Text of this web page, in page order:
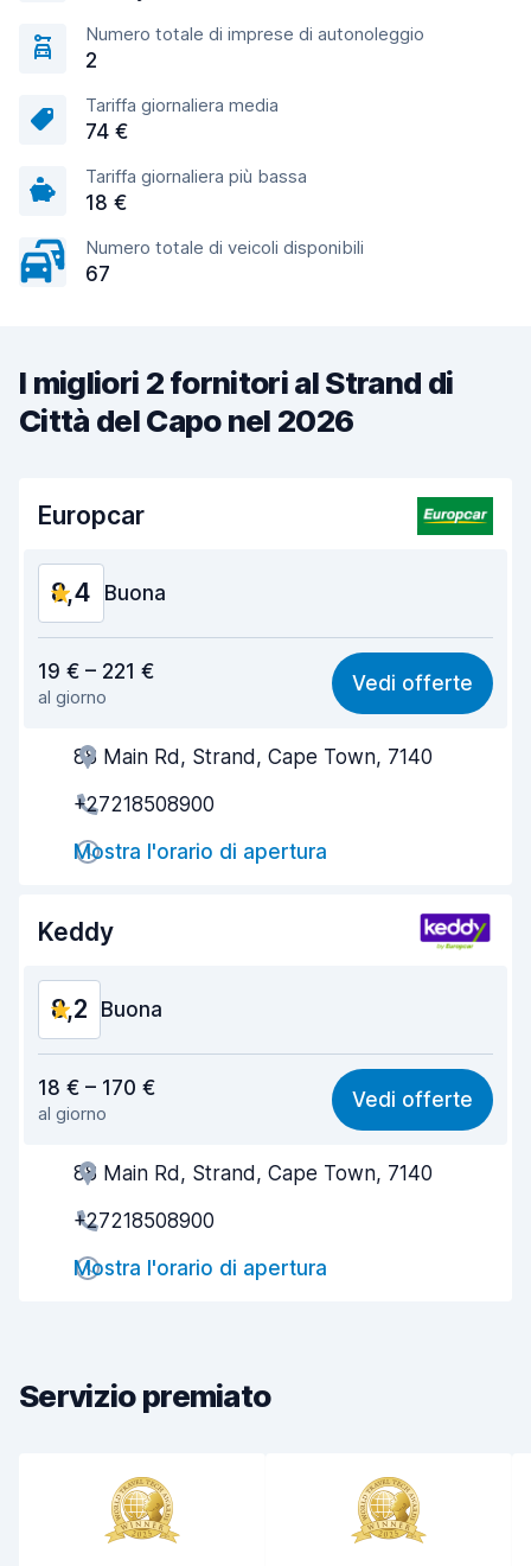
Numero totale di imprese di autonoleggio
2
Tariffa giornaliera media
74 €
Tariffa giornaliera più bassa
18 €
Numero totale di veicoli disponibili
67
I migliori 2 fornitori al Strand di
Città del Capo nel 2026
Europcar
8,4 Buona
8,2
Facile da trovare 8,2
Gentilezza degli agenti
Rapidità del ritiro
Rapidità della riconsegna
9,0
19 € – 221 €
al giorno
Vedi offerte
88 Main Rd, Strand, Cape Town, 7140
+27218508900
Mostra l'orario di apertura
Keddy
8,2 Buona
7,7
Facile da trovare 8,2
Gentilezza degli agenti
Rapidità del ritiro
Rapidità della riconsegna
Condizioni dell'auto
18 € – 170 €
al giorno
Vedi offerte
88 Main Rd, Strand, Cape Town, 7140
+27218508900
Mostra l'orario di apertura
Servizio premiato